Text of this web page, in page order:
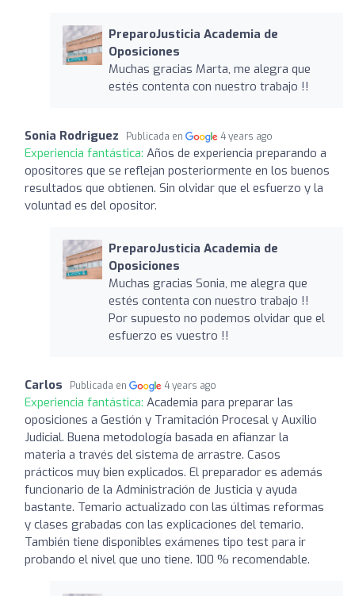
PreparoJusticia Academia de
Oposiciones
Muchas gracias Marta, me alegra que
estés contenta con nuestro trabajo !!
Sonia Rodriguez Publicada en 4 years ago
Experiencia fantástica: Años de experiencia preparando a
opositores que se reflejan posteriormente en los buenos
resultados que obtienen. Sin olvidar que el esfuerzo y la
voluntad es del opositor.
PreparoJusticia Academia de
Oposiciones
Muchas gracias Sonia, me alegra que
estés contenta con nuestro trabajo !!
Por supuesto no podemos olvidar que el
esfuerzo es vuestro !!
Carlos Publicada en 4 years ago
Experiencia fantástica: Academia para preparar las
oposiciones a Gestión y Tramitación Procesal y Auxilio
Judicial. Buena metodología basada en afianzar la
materia a través del sistema de arrastre. Casos
prácticos muy bien explicados. El preparador es además
funcionario de la Administración de Justicia y ayuda
bastante. Temario actualizado con las últimas reformas
y clases grabadas con las explicaciones del temario.
También tiene disponibles exámenes tipo test para ir
probando el nivel que uno tiene. 100 % recomendable.